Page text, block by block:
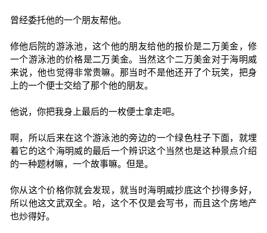
曾经委托他的一个朋友帮他。
修他后院的游泳池，这个他的朋友给他的报价是二万美金，修
一个游泳池的价格是二万美金。当然这个二万美金对于海明威
来说，他也觉得非常贵嘛。那当时不是他还开了个玩笑，把身
上的一个便士交给了那个他的朋友。
他说，你把我身上最后的一枚便士拿走吧。
啊，所以后来在这个游泳池的旁边的一个绿色柱子下面，就埋
着它的这个海明威的最后一个辨识这个当然也是这种景点介绍
的一种题材嘛，一个故事嘛。但是。
你从这个价格你就会发现，就当时海明威抄底这个抄得多好，
所以他这文武双全。哈，这个不仅是会写书，而且这个房地产
也炒得好。